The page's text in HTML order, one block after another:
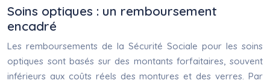
Soins optiques : un remboursement
encadré
Les remboursements de la Sécurité Sociale pour les soins
optiques sont basés sur des montants forfaitaires, souvent
inférieurs aux coûts réels des montures et des verres. Par